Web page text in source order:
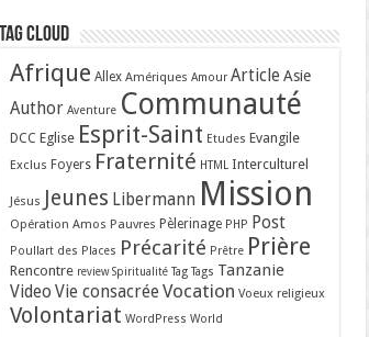
Tag Cloud
Afrique Allex Amériques Amour Article Asie
Author Aventure Communauté
DCC Eglise Esprit-Saint Etudes Evangile
Exclus Foyers Fraternité HTML Interculturel
Jésus Jeunes Libermann Mission
Opération Amos Pauvres Pèlerinage PHP Post
Poullart des Places Précarité Prêtre Prière
Rencontre review Spiritualité Tag Tags Tanzanie
Video Vie consacrée Vocation Voeux religieux
Volontariat WordPress World